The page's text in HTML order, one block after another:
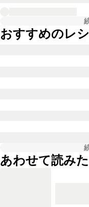
おすすめのレ
あわせて読み